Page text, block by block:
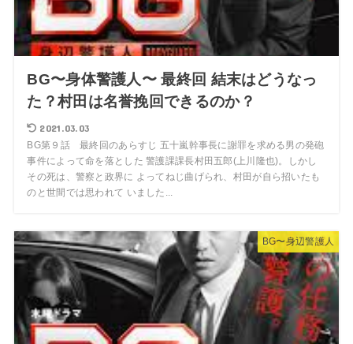
BG〜身体警護人〜 最終回 結末はどうなっ
た？村田は名誉挽回できるのか？
2021.03.03
BG第９話 最終回のあらすじ 五十嵐幹事長に謝罪を求める男の発砲
事件によって命を落とした 警護課課長村田五郎(上川隆也)。しかし
その死は、警察と政界に よってねじ曲げられ、村田が自ら招いたも
のと世間では思われて いました...
BG〜身辺警護人